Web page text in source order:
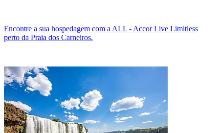
Encontre a sua hospedagem com a ALL - Accor Live Limitless
perto da Praia dos Carneiros.